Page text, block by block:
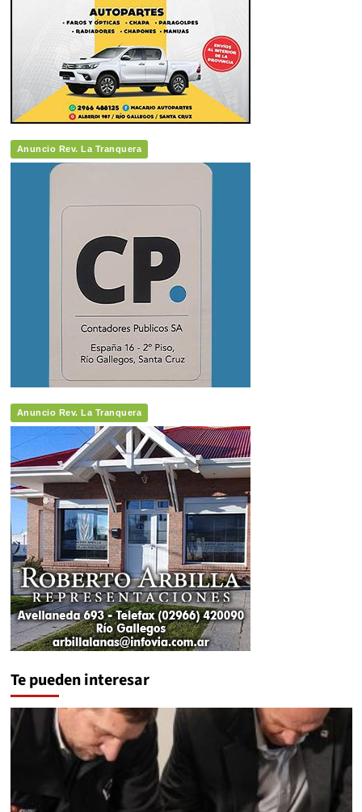
Anuncio Rev. La Tranquera
Anuncio Rev. La Tranquera
Te pueden interesar